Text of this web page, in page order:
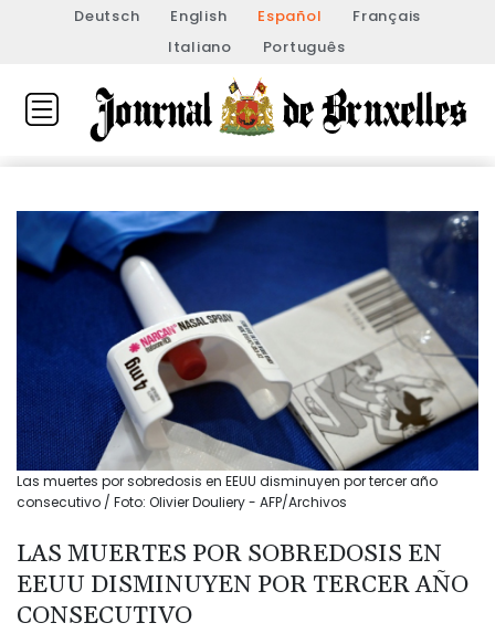
Deutsch English Español
Français
Italiano
Português
Las muertes por sobredosis en EEUU disminuyen por tercer año
consecutivo / Foto: Olivier Douliery - AFP/Archivos
LAS MUERTES POR SOBREDOSIS EN
EEUU DISMINUYEN POR TERCER AÑO
CONSECUTIVO